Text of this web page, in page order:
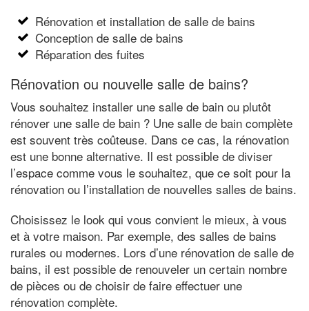
Rénovation et installation de salle de bains
Conception de salle de bains
Réparation des fuites
Rénovation ou nouvelle salle de bains?
Vous souhaitez installer une salle de bain ou plutôt
rénover une salle de bain ? Une salle de bain complète
est souvent très coûteuse. Dans ce cas, la rénovation
est une bonne alternative. Il est possible de diviser
l’espace comme vous le souhaitez, que ce soit pour la
rénovation ou l’installation de nouvelles salles de bains.
Choisissez le look qui vous convient le mieux, à vous
et à votre maison. Par exemple, des salles de bains
rurales ou modernes. Lors d’une rénovation de salle de
bains, il est possible de renouveler un certain nombre
de pièces ou de choisir de faire effectuer une
rénovation complète.